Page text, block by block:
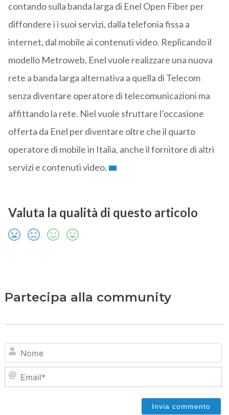
contando sulla banda larga di Enel Open Fiber per
diffondere i i suoi servizi, dalla telefonia fissa a
internet, dal mobile ai contenuti video. Replicando il
modello Metroweb, Enel vuole realizzare una nuova
rete a banda larga alternativa a quella di Telecom
senza diventare operatore di telecomunicazioni ma
affittando la rete. Niel vuole sfruttare l’occasione
offerta da Enel per diventare oltre che il quarto
operatore di mobile in Italia, anche il fornitore di altri
servizi e contenuti video.
Valuta la qualità di questo articolo
Partecipa alla community